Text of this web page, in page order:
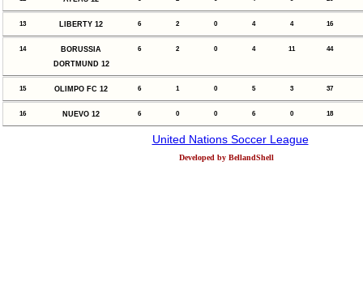
13 LIBERTY 12 6 2 0 4 4 16
14
BORUSSIA
DORTMUND 12
6 2 0 4 11 44
15 OLIMPO FC 12 6 1 0 5 3 37
16 NUEVO 12 6 0 0 6 0 18
United Nations Soccer League
Developed by BellandShell